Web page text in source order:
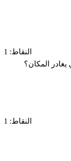
النقاط: 1
المكان؟
النقاط: 1